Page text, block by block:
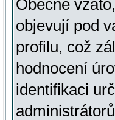
Obecně
objevují pod
profilu, což
hodnocení
identifikaci